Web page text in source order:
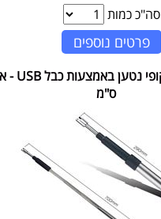
סה"כ כמות
פרטים נוספים
ס"מ